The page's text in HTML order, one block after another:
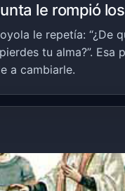
le rompió
le repetía: “¿De
tu alma?”. Esa
a cambiarle.